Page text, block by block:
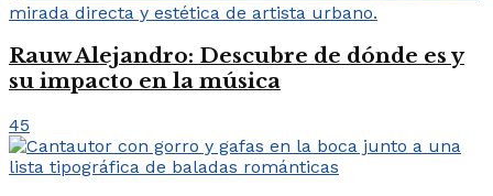
Rauw Alejandro: Descubre de dónde es y
su impacto en la música
45